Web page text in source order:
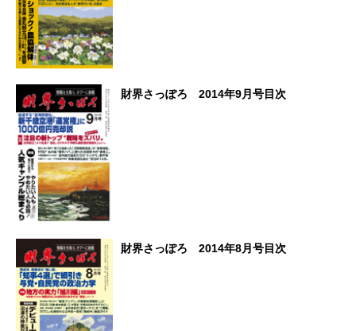
財界さっぽろ 2014年9月号目次
財界さっぽろ 2014年8月号目次